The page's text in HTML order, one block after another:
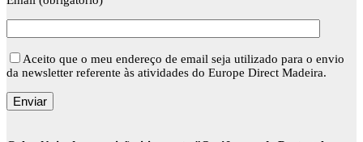
Aceito que o meu endereço de email seja utilizado para o envio
da newsletter referente às atividades do Europe Direct Madeira.